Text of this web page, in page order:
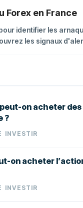
Forex en France
identifier les
les signaux
on acheter
?
INVESTIR
on acheter
INVESTIR